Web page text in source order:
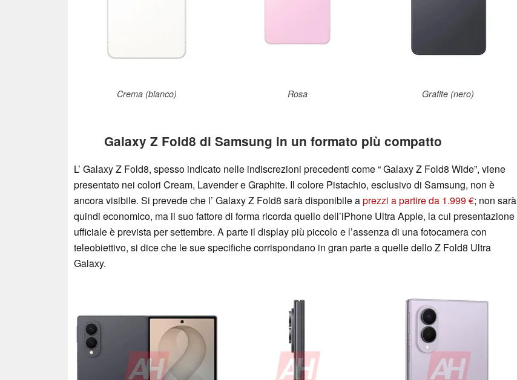
Crema (bianco) Rosa Grafite (nero)
Galaxy Z Fold8 di Samsung in un formato più compatto
L’ Galaxy Z Fold8, spesso indicato nelle indiscrezioni precedenti come “ Galaxy Z Fold8 Wide”, viene
presentato nei colori Cream, Lavender e Graphite. Il colore Pistachio, esclusivo di Samsung, non è
ancora visibile. Si prevede che l’ Galaxy Z Fold8 sarà disponibile aprezzi a partire da 1.999 €; non sarà
quindi economico, ma il suo fattore di forma ricorda quello dell’iPhone Ultra Apple, la cui presentazione
ufficiale è prevista per settembre. A parte il display più piccolo e l’assenza di una fotocamera con
teleobiettivo, si dice che le sue specifiche corrispondano in gran parte a quelle dello Z Fold8 Ultra
Galaxy.